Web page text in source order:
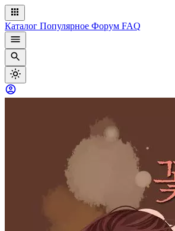
Каталог Популярное Форум FAQ